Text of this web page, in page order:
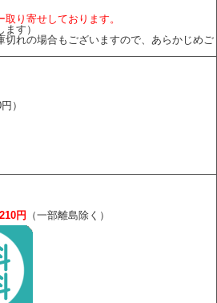
取り寄せしております。
す）
切れの場合もございますので、あらかじめご
）
円 （一部離島除く）